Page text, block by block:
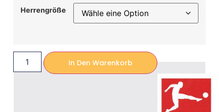
Herrengröße
In Den Warenkorb